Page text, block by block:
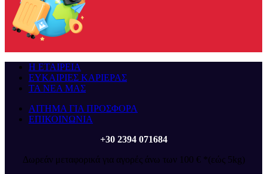
Η ΕΤΑΙΡΕΙΑ
ΕΥΚΑΙΡΙΕΣ ΚΑΡΙΕΡΑΣ
ΤΑ ΝΕΑ ΜΑΣ
ΑΙΤΗΜΑ ΓΙΑ ΠΡΟΣΦΟΡΑ
ΕΠΙΚΟΙΝΩΝΙΑ
+30 2394 071684
Δωρεάν μεταφορικά για αγορές άνω των 100 € *(εώς 5kg)